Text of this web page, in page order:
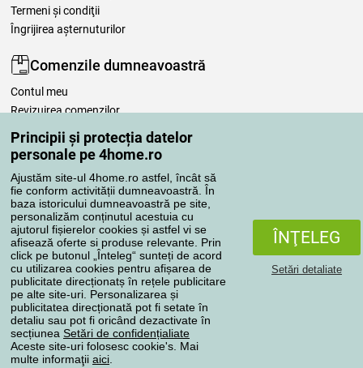
Principii și protecția datelor
personale pe 4home.ro
Ajustăm site-ul 4home.ro astfel, încât să
fie conform activității dumneavoastră. În
baza istoricului dumneavoastră pe site,
personalizăm conținutul acestuia cu
ajutorul fișierelor cookies și astfel vi se
afisează oferte si produse relevante. Prin
click pe butonul „Înteleg“ sunteți de acord
cu utilizarea cookies pentru afișarea de
publicitate direcționatș în rețele publicitare
pe alte site-uri. Personalizarea și
publicitatea direcționată pot fi setate în
detaliu sau pot fi oricând dezactivate în
secțiunea Setări de confidențialiate
Aceste site-uri folosesc cookie's. Mai
multe informaţii aici
ÎNŢELEG
Setări detaliate
Termeni şi condiţii
Îngrijirea așternuturilor
Comenzile dumneavoastră
Contul meu
Revizuirea comenzilor
Reclamaţii
Retragere de la contract
Regulile de procesare a recenziilor
Metode de transport
Metode de plată
Magazin de încredere